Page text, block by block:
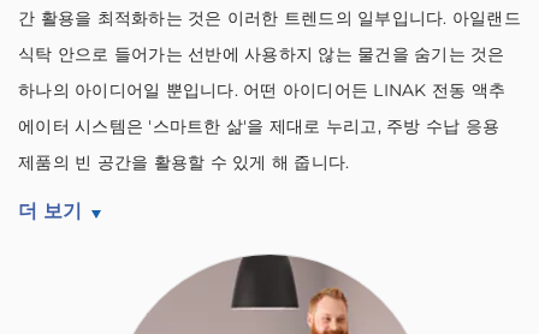
간 활용을 최적화하는 것은 이러한 트렌드의 일부입니다. 아일랜드
식탁 안으로 들어가는 선반에 사용하지 않는 물건을 숨기는 것은
하나의 아이디어일 뿐입니다. 어떤 아이디어든 LINAK 전동 액추
에이터 시스템은 '스마트한 삶'을 제대로 누리고, 주방 수납 응용
제품의 빈 공간을 활용할 수 있게 해 줍니다.
더 보기